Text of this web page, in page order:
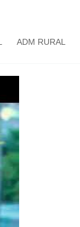
ADM RURAL